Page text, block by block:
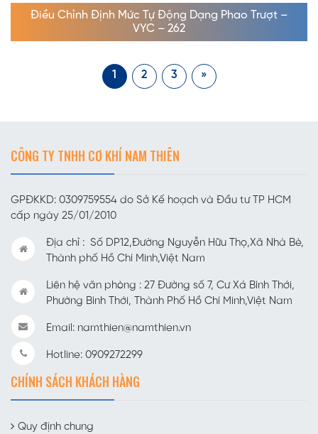
Điều Chỉnh Định Mức Tự Động Dạng Phao Trượt –
VYC – 262
1 2 3 »
CÔNG TY TNHH CƠ KHÍ NAM THIÊN
GPĐKKD: 0309759554 do Sở Kế hoạch và Đầu tư TP HCM
cấp ngày 25/01/2010
Địa chỉ : Số DP12,Đường Nguyễn Hữu Thọ,Xã Nhà Bè,
Thành phố Hồ Chí Minh,Việt Nam
Liên hệ văn phòng : 27 Đường số 7, Cư Xá Bình Thới,
Phường Bình Thới, Thành Phố Hồ Chí Minh,Việt Nam
Email: namthien@namthien.vn
Hotline: 0909272299
CHÍNH SÁCH KHÁCH HÀNG
Quy định chung